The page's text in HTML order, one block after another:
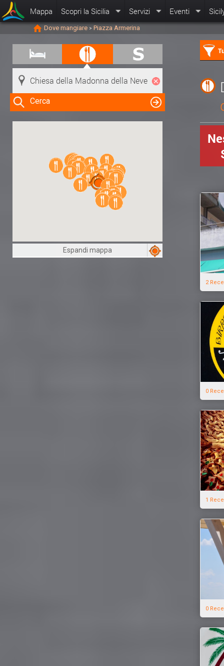
Mappa Scopri la Sicilia Servizi Eventi
Dove mangiare > Piazza Armerina
Cerca
Clicca su una risorsa nella mappa
per visualizzare le informazioni
Espandi mappa
2
0
1
0